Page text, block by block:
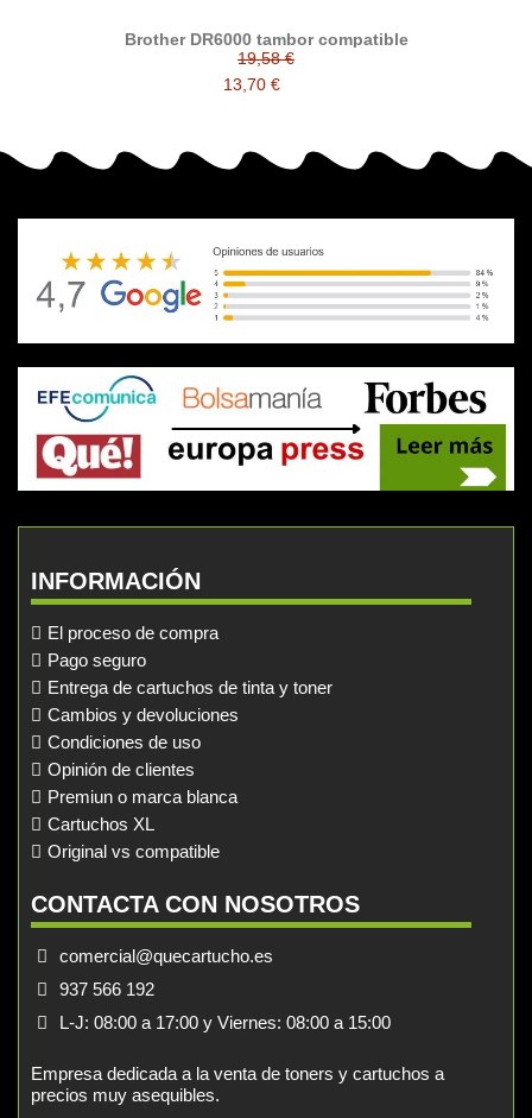
Brother DR6000 tambor compatible
19,58 €
13,70 €
INFORMACIÓN
El proceso de compra
Pago seguro
Entrega de cartuchos de tinta y toner
Cambios y devoluciones
Condiciones de uso
Opinión de clientes
Premiun o marca blanca
Cartuchos XL
Original vs compatible
CONTACTA CON NOSOTROS
comercial@quecartucho.es
937 566 192
L-J: 08:00 a 17:00 y Viernes: 08:00 a 15:00
Empresa dedicada a la venta de toners y cartuchos a
precios muy asequibles.